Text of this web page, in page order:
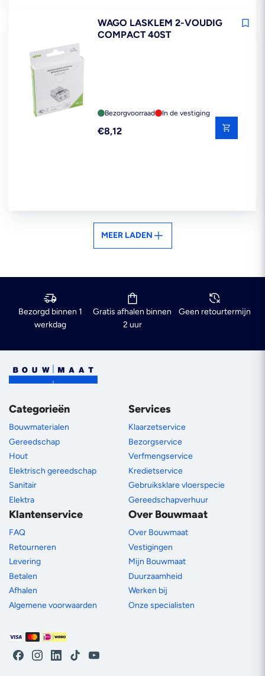
WAGO LASKLEM 2-VOUDIG
COMPACT 40ST
Bezorgvoorraad In de vestiging
Reguliere
€8,12
MEER LADEN
Bezorgd binnen 1
werkdag
Gratis afhalen binnen
2 uur
Geen retourtermijn
Categorieën
Bouwmaterialen
Gereedschap
Hout
Elektrisch gereedschap
Sanitair
Elektra
Services
Klaarzetservice
Bezorgservice
Verfmengservice
Kredietservice
Gebruiksklare vloerspecie
Gereedschapverhuur
Klantenservice
FAQ
Retourneren
Levering
Betalen
Afhalen
Algemene voorwaarden
Over Bouwmaat
Over Bouwmaat
Vestigingen
Mijn Bouwmaat
Duurzaamheid
Werken bij
Onze specialisten
Betaalmethoden
FacebookInstagram
LinkedInTikTokYouTube